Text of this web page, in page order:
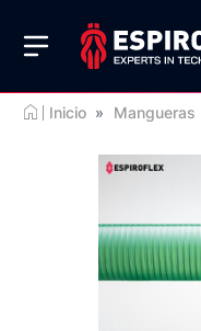
Inicio » Mangueras